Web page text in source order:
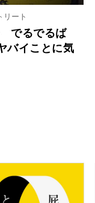
リート
でるでるば
バイことに気